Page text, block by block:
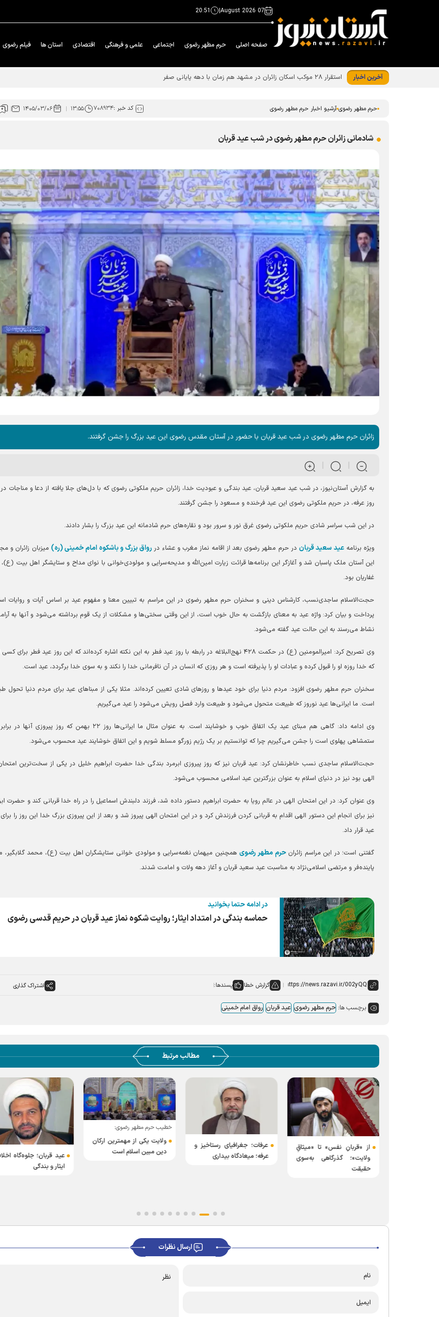
07 August 2026
|
20:51
صفحه اصلی حرم مطهر رضوی اجتماعی علمی و فرهنگی اقتصادی استان ها فیلم رضوی
آخرین اخبار هم زمان با شام اربعین حسینی، زائران حرم مطهر رضوی با حضور در رواق امام خمینی (ره)، به عزاداری و سوگواری پرداختند.
حرم مطهر رضوی آرشیو اخبار حرم مطهر رضوی کد خبر :۷۰۸۹۳۴ ۱۳:۵۵ ۱۴۰۵/۰۳/۰۶
شادمانی زائران حرم مطهر رضوی در شب عید قربان
زائران حرم مطهر رضوی در شب عید قربان با حضور در آستان مقدس رضوی این عید بزرگ را جشن گرفتند.
به گزارش آستان‌نیوز، در شب عید سعید قربان، عید بندگی و عبودیت خدا، زائران حریم ملکوتی رضوی که با دل‌های جلا یافته از دعا و مناجات
روز عرفه، در حریم ملکوتی رضوی این عید فرخنده و مسعود را جشن گرفتند.
در این شب سراسر شادی حریم ملکوتی رضوی غرق نور و سرور بود و نقاره‌های حرم شادمانه این عید بزرگ را بشار دادند.
ویژه برنامه عید سعید قربان در حرم مطهر رضوی بعد از اقامه نماز مغرب و عشاء در رواق بزرگ و باشکوه امام خمینی (ره) میزبان زائران و
این آستان ملک پاسبان شد و آغازگر این برنامه‌ها قرائت زیارت امین‌الله و مدیحه‌سرایی و مولودی‌خوانی با نوای مداح و ستایشگر اهل بیت
غفاریان بود.
حجت‌الاسلام ساجدی‌نسب، کارشناس دینی و سخنران حرم مطهر رضوی در این مراسم به تبیین معنا و مفهوم عید بر اساس آیات و روایات
پرداخت و بیان کرد: واژه عید به معنای بازگشت به حال خوب است، از این وقتی سختی‌ها و مشکلات از یک قوم برداشته می‌شود و آنها به
نشاط می‌رسند به این حالت عید گفته می‌شود.
وی تصریح کرد: امیرالمومنین (ع) در حکمت ۴۲۸ نهج‌البلاغه در رابطه با روز عید فطر به این نکته اشاره کرده‌اند که این روز عید فطر برای
که خدا روزه او را قبول کرده و عبادات او را پذیرفته است و هر روزی که انسان در آن نافرمانی خدا را نکند و به سوی خدا برگردد، عید است.
سخنران حرم مطهر رضوی افزود: مردم دنیا برای خود عید‌ها و روز‌های شادی تعیین کرده‌اند. مثلا یکی از مبنا‌های عید برای مردم دنیا تحول
است. ما ایرانی‌ها عید نوروز که طبیعت متحول می‌شود و طبیعت وارد فصل رویش می‌شود را عید می‌گیریم.
وی ادامه داد: گاهی هم مبنای عید یک اتفاق خوب و خوشایند است. به عنوان مثال ما ایرانی‌ها روز ۲۲ بهمن که روز پیروزی
ستمشاهی پهلوی است را جشن می‌گیریم چرا که توانستیم بر یک رژیم زورگو مسلط شویم و این اتفاق خوشایند عید محسوب می‌شود.
حجت‌الاسلام ساجدی نسب خاطرنشان کرد: عید قربان نیز که روز پیروزی ابرمرد بندگی خدا حضرت ابراهیم خلیل در یکی از سخت‌ترین
الهی بود نیز در دنیای اسلام به عنوان بزرگترین عید اسلامی محسوب می‌شود.
وی عنوان کرد: در این امتحان الهی در عالم رویا به حضرت ابراهیم دستور داده شد، فرزند دلبندش اسماعیل را در راه خدا قربانی کند و حضرت
نیز برای انجام این دستور الهی اقدام به قربانی کردن فرزندش کرد و در این امتحان الهی پیروز شد و بعد از این پیروزی بزرگ خدا این روز را
عید قرار داد.
گفتنی است؛ در این مراسم زائرانحرم مطهر رضوی همچنین میهمان نغمه‌سرایی و مولودی خوانی ستایشگران اهل بیت (ع)، محمد گلابگیر،
پاینده‌فر و مرتضی اسلامی‌نژاد به مناسبت عید سعید قربان و آغاز دهه ولات و امامت شدند.
در ادامه حتما بخوانید
حماسه بندگی در امتداد ایثار؛ روایت شکوه نماز عید قربان در حریم قدسی رضوی
گزارش خطا پسندها: اشتراک گذاری
برچسب ها: حرم مطهر رضوی عید قربان رواق امام خمینی
مطالب مرتبط
از «قربانِ نفس» تا «میثاقِ
ولایت»؛ گذرگاهی به‌سوی
حقیقت
عرفات؛ جغرافیای رستاخیز و
عرفه؛ میعادگاه بیداری
خطیب حرم مطهر رضوی:
ولایت یکی از مهمترین ارکان
دین مبین اسلام است
عید قربان؛ جلوه‌گاه
ایثار و بندگی
ارسال نظرات